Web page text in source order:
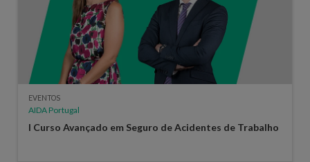
EVENTOS
AIDA Portugal
I Curso Avançado em Seguro de Acidentes de Trabalho